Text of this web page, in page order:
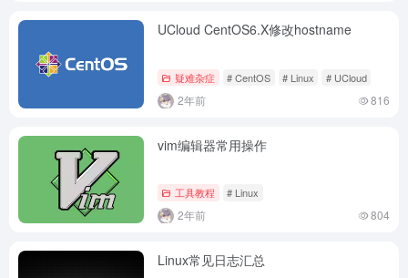
UCloud CentOS6.X修改hostname
疑难杂症 # CentOS # Linux # UCloud
2年前 816
vim编辑器常用操作
工具教程 # Linux
2年前 804
Linux常见日志汇总
灰 灰叶2026-05-14 22:54
欢迎大家来到我的小站😊
灰叶2026-05-14 23:19
欢迎欢迎🤗
hank2026-05-15 09:39